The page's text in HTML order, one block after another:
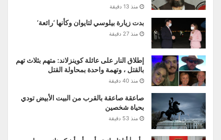
منذ 13 دقيقة
بدت زيارة بيلوسي لتايوان وكأنها ‘رائعة’
منذ 27 دقيقة
إطلاق النار على عائلة كوينزلاند: متهم بثلاث تهم
بالقتل ، وتهمة واحدة بمحاولة القتل
منذ 40 دقيقة
صاعقة صاعقة بالقرب من البيت الأبيض تودي
بحياة شخصين
منذ 53 دقيقة